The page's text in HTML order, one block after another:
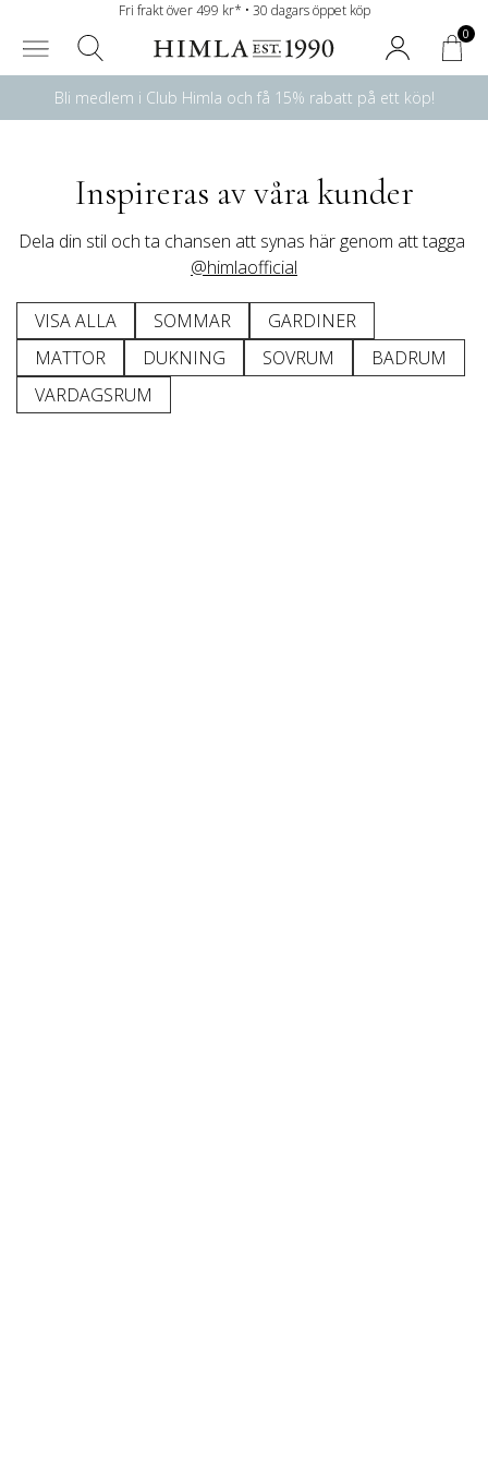
Fri frakt över 499 kr* • 30 dagars öppet köp
0
Bli medlem i Club Himla och få 15% rabatt på ett köp!
Inspireras av våra kunder
Dela din stil och ta chansen att synas här genom att tagga
@himlaofficial
VISA ALLA SOMMAR
GARDINER
MATTOR
DUKNING SOVRUM
BADRUM
VARDAGSRUM